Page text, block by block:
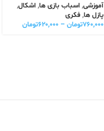
آموزشی, اسباب بازی ها, اشکال,
پازل ها, فکری
۷۶۰,۰۰۰تومان – ۶۲۰,۰۰۰تومان